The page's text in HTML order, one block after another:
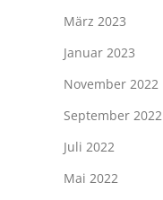
März 2023
Januar 2023
November 2022
September 2022
Juli 2022
Mai 2022